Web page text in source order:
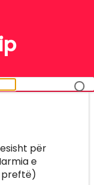
për
e
preftë)